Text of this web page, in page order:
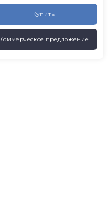
Купить
Коммерческое предложение